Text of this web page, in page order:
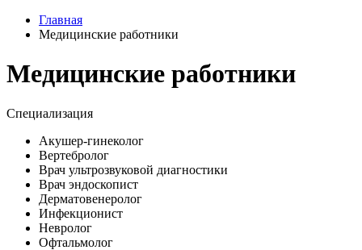
Главная
Медицинские работники
Медицинские работники
Специализация
Акушер-гинеколог
Вертебролог
Врач ультрозвуковой диагностики
Врач эндоскопист
Дерматовенеролог
Инфекционист
Невролог
Офтальмолог